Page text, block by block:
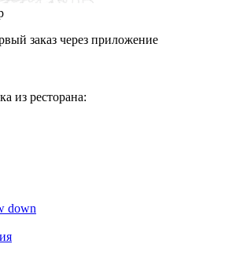
заказ через приложение
из ресторана: